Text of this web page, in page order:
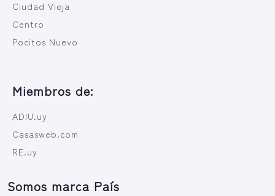
Ciudad Vieja
Centro
Pocitos Nuevo
Miembros de:
ADIU.uy
Casasweb.com
RE.uy
Somos marca País